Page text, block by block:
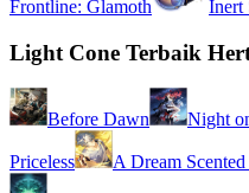
Frontline: Glamoth Inert
Light Cone Terbaik
Before Dawn Night
Priceless A Dream